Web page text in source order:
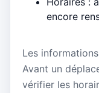
encore
Les
Avant un
vérifier les